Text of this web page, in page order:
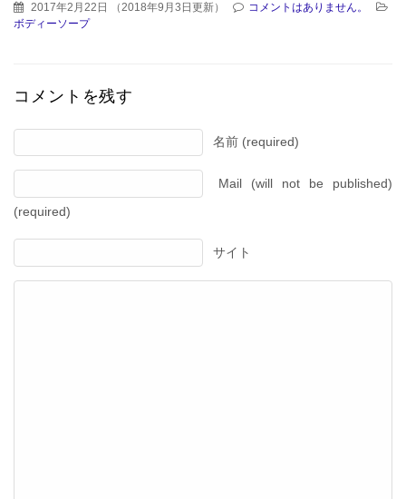
2017年2月22日 （2018年9月3日更新）
コメントはありません。
ボディーソープ
コメントを残す
名前 (required)
Mail (will not be published)
(required)
サイト